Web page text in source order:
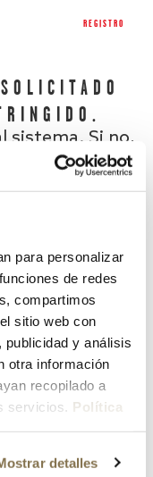
para personalizar
de redes
compartimos
sitio web con
y análisis
otra información
recopilado a
servicios. Política
detalles
REGISTRO
sistema. Si no,